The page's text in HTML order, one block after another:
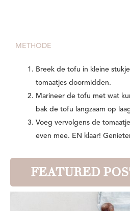
METHODE
Breek de tofu in kleine
tomaatjes doormidden.
Marineer de tofu met wat
bak de tofu langzaam op
Voeg vervolgens de
even mee. EN klaar!
FEATURED